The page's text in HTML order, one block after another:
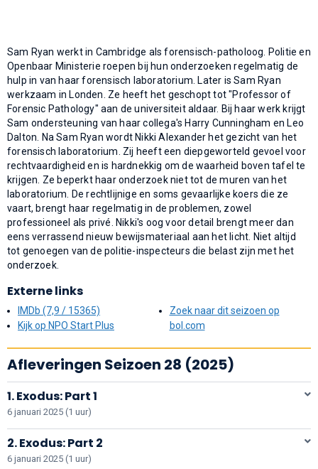
Sam Ryan werkt in Cambridge als forensisch-patholoog. Politie en
Openbaar Ministerie roepen bij hun onderzoeken regelmatig de
hulp in van haar forensisch laboratorium. Later is Sam Ryan
werkzaam in Londen. Ze heeft het geschopt tot "Professor of
Forensic Pathology" aan de universiteit aldaar. Bij haar werk krijgt
Sam ondersteuning van haar collega's Harry Cunningham en Leo
Dalton. Na Sam Ryan wordt Nikki Alexander het gezicht van het
forensisch laboratorium. Zij heeft een diepgeworteld gevoel voor
rechtvaardigheid en is hardnekkig om de waarheid boven tafel te
krijgen. Ze beperkt haar onderzoek niet tot de muren van het
laboratorium. De rechtlijnige en soms gevaarlijke koers die ze
vaart, brengt haar regelmatig in de problemen, zowel
professioneel als privé. Nikki's oog voor detail brengt meer dan
eens verrassend nieuw bewijsmateriaal aan het licht. Niet altijd
tot genoegen van de politie-inspecteurs die belast zijn met het
onderzoek.
Externe links
IMDb (7,9 / 15365)
Kijk op NPO Start Plus
Zoek naar dit seizoen op
bol.com
Afleveringen Seizoen 28 (2025)
1. Exodus: Part 1
6 januari 2025 (1 uur)
2. Exodus: Part 2
6 januari 2025 (1 uur)